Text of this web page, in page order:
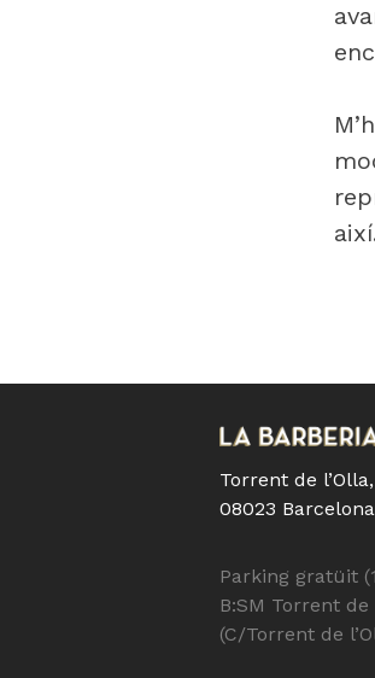
Torrent de
08023 Barcelona
Parking gratüit
B:SM Torrent de
(C/Torrent de